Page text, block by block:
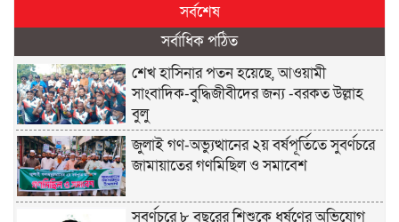
সর্বশেষ
সর্বাধিক পঠিত
শেখ হাসিনার পতন হয়েছে, আওয়ামী
সাংবাদিক-বুদ্ধিজীবীদের জন্য -বরকত উল্লাহ
বুলু
জুলাই গণ-অভ্যুত্থানের ২য় বর্ষপূর্তিতে সুবর্ণচরে
জামায়াতের গণমিছিল ও সমাবেশ
সুবর্ণচরে ৮ বছরের শিশুকে ধর্ষণের অভিযোগ